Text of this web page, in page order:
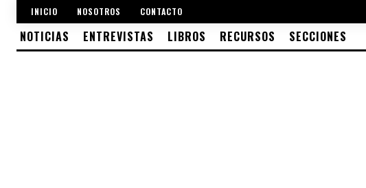
INICIO NOSOTROS CONTACTO
NOTICIAS ENTREVISTAS LIBROS RECURSOS SECCIONES